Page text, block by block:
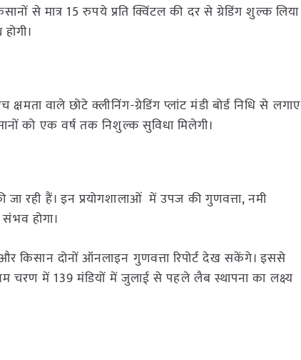
से मात्र 15 रुपये प्रति क्विंटल की दर से ग्रेडिंग शुल्क लिया
वाले छोटे क्लीनिंग-ग्रेडिंग प्लांट मंडी बोर्ड निधि से लगाए
को एक वर्ष तक निशुल्क सुविधा मिलेगी।
जा रही हैं। इन प्रयोगशालाओं में उपज की गुणवत्ता, नमी
होगा।
और किसान दोनों ऑनलाइन गुणवत्ता रिपोर्ट देख सकेंगे। इससे
चरण में 139 मंडियों में जुलाई से पहले लैब स्थापना का लक्ष्य